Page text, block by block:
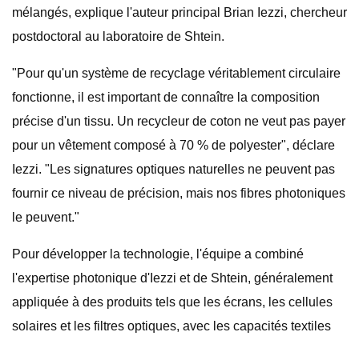
mélangés, explique l'auteur principal Brian Iezzi, chercheur
postdoctoral au laboratoire de Shtein.
"Pour qu'un système de recyclage véritablement circulaire
fonctionne, il est important de connaître la composition
précise d'un tissu. Un recycleur de coton ne veut pas payer
pour un vêtement composé à 70 % de polyester", déclare
Iezzi. "Les signatures optiques naturelles ne peuvent pas
fournir ce niveau de précision, mais nos fibres photoniques
le peuvent."
Pour développer la technologie, l'équipe a combiné
l'expertise photonique d'Iezzi et de Shtein, généralement
appliquée à des produits tels que les écrans, les cellules
solaires et les filtres optiques, avec les capacités textiles